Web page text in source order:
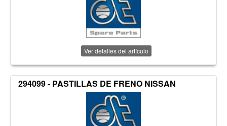
Ver detalles del artículo
294099 - PASTILLAS DE FRENO NISSAN